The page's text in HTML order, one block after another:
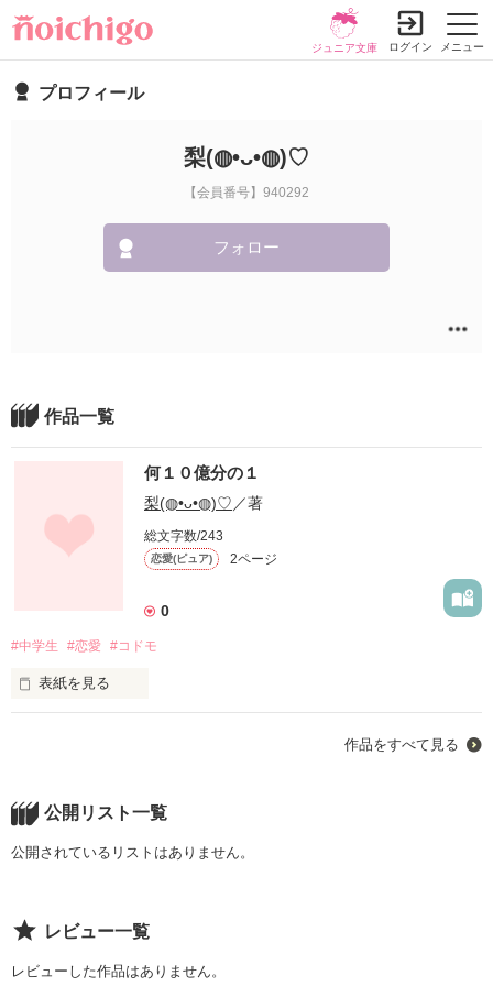
メニュー
ジュニア文庫 ログイン
プロフィール
梨(◍•ᴗ•◍)♡
【会員番号】940292
フォロー
作品一覧
何１０億分の１
梨(◍•ᴗ•◍)♡ ／著
総文字数/243
恋愛(ピュア) 2ページ
0
#中学生 #恋愛 #コドモ
表紙を見る
作品をすべて見る
公開リスト一覧
公開されているリストはありません。
レビュー一覧
レビューした作品はありません。